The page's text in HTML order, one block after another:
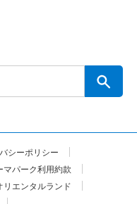
シーポリシー
マパーク利用約款
リエンタルランド